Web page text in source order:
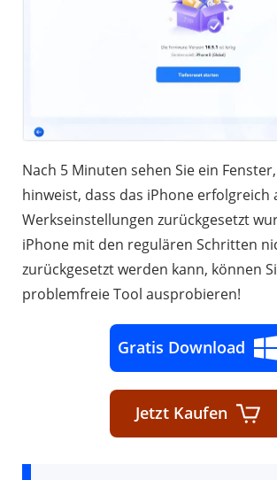
Nach 5 Minuten sehen Sie ein
hinweist, dass das iPhone erfolgreich
Werkseinstellungen zurückgesetzt
iPhone mit den regulären Schritten
zurückgesetzt werden kann, können
problemfreie Tool ausprobieren!
Gratis Download
Jetzt Kaufen